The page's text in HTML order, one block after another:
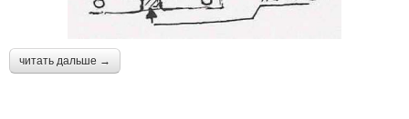
читать дальше →